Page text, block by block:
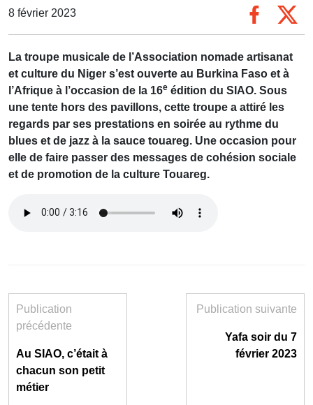
8 février 2023
La troupe musicale de l’Association nomade artisanat
et culture du Niger s’est ouverte au Burkina Faso et à
l’Afrique à l’occasion de la 16e édition du SIAO. Sous
une tente hors des pavillons, cette troupe a attiré les
regards par ses prestations en soirée au rythme du
blues et de jazz à la sauce touareg. Une occasion pour
elle de faire passer des messages de cohésion sociale
et de promotion de la culture Touareg.
Publication
précédente
Au SIAO, c’était à
chacun son petit
métier
Publication suivante
Yafa soir du 7
février 2023